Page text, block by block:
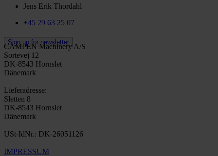
Jens Erik Thordahl
+45 29 63 25 07
Sign up for newsletter
CAMPEN Machinery A/S
Sortevej 12
DK-8543 Hornslet
Dänemark
Lieferadresse:
Sletten 8
DK-8543 Hornslet
Dänemark
USt-IdNr.: DK-26051126
IMPRESSUM